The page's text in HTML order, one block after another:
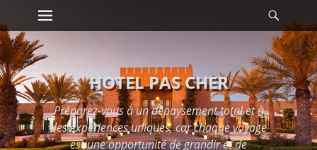
Passer
au
contenu
Premier menu
HOTEL PAS CHER
Préparez-vous à un dépaysement total et à
des expériences uniques, car chaque voyage
est une opportunité de grandir et de